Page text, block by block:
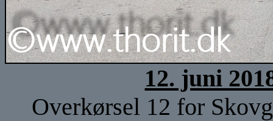
12. juni
Overkørsel 12 for